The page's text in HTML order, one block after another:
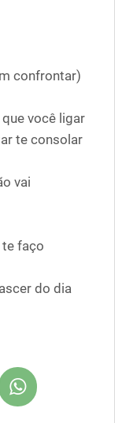
confrontar)
você ligar
te consolar
vai
te faço
do dia